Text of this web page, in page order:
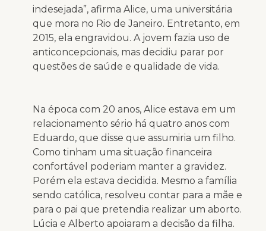
indesejada”, afirma Alice, uma universitária
que mora no Rio de Janeiro. Entretanto, em
2015, ela engravidou. A jovem fazia uso de
anticoncepcionais, mas decidiu parar por
questões de saúde e qualidade de vida.
Na época com 20 anos, Alice estava em um
relacionamento sério há quatro anos com
Eduardo, que disse que assumiria um filho.
Como tinham uma situação financeira
confortável poderiam manter a gravidez.
Porém ela estava decidida. Mesmo a família
sendo católica, resolveu contar para a mãe e
para o pai que pretendia realizar um aborto.
Lúcia e Alberto apoiaram a decisão da filha.